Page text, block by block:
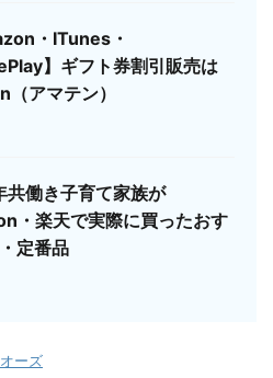
・ITunes・
】ギフト券割引販売は
アマテン）
共働き子育て家族が
・楽天で実際に買ったおす
定番品
ーズ